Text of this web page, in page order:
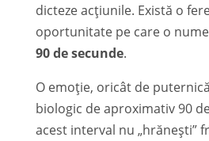
dicteze acțiunile. Există o
oportunitate pe care o
90 de secunde.
O emoție, oricât de
biologic de aproximativ 90
acest interval nu „hrănești”